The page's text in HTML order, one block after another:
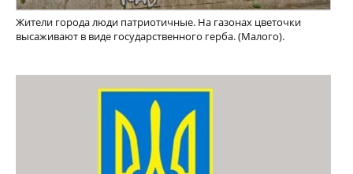
Жители города люди патриотичные. На газонах цветочки
высаживают в виде государственного герба. (Малого).